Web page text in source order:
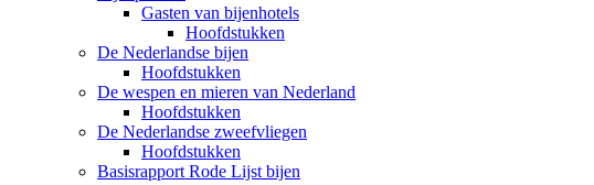
Gasten van bijenhotels
Hoofdstukken
De Nederlandse bijen
Hoofdstukken
De wespen en mieren van Nederland
Hoofdstukken
De Nederlandse zweefvliegen
Hoofdstukken
Basisrapport Rode Lijst bijen